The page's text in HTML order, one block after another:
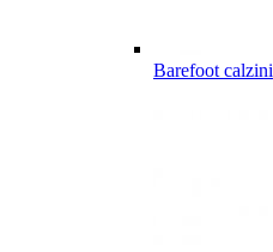
Barefoot calzini